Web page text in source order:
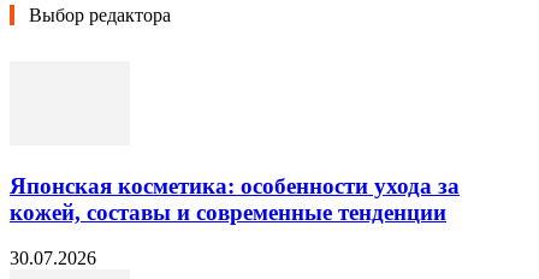
Выбор редактора
Японская косметика: особенности ухода за
кожей, составы и современные тенденции
30.07.2026